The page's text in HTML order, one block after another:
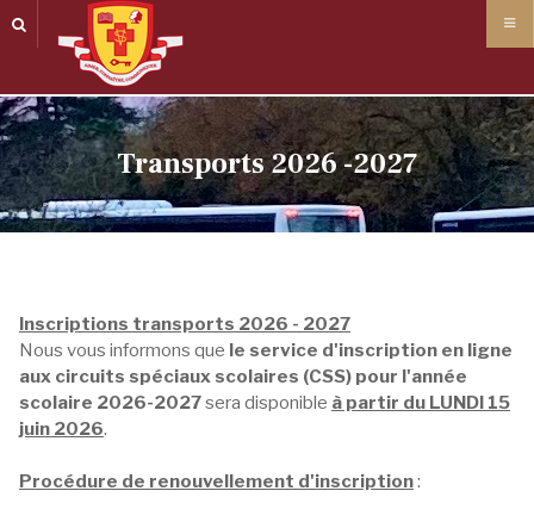
Transports 2026 -2027
Inscriptions transports 2026 - 2027
Nous vous informons que le service d'inscription en ligne
aux circuits spéciaux scolaires (CSS) pour l'année
scolaire 2026-2027sera disponible à partir du LUNDI 15
juin 2026.
Procédure de renouvellement d'inscription:
Panneau de gestion des cookies